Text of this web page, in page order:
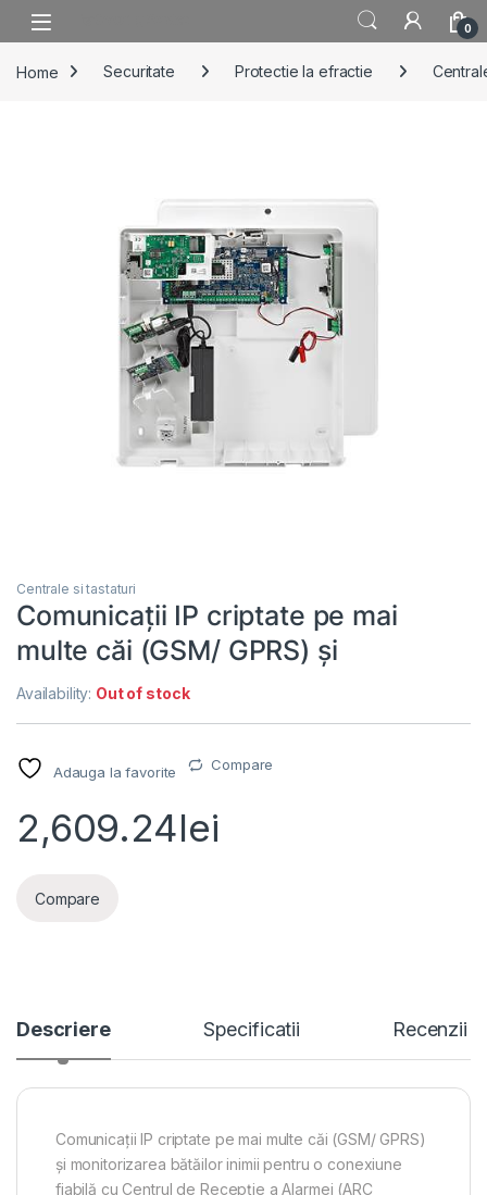
Skip to navigation
Skip to content
0
Home Securitate Protectie la efractie
Centrale si tastaturi
Comunicații IP criptate pe mai
multe căi (GSM/ GPRS) și
Availability: Out of stock
Adauga la favorite Compare
2,609.24lei
Compare
Descriere Specificatii Recenzii
Comunicații IP criptate pe mai multe căi (GSM/ GPRS)
și monitorizarea bătăilor inimii pentru o conexiune
fiabilă cu Centrul de Recepție a Alarmei (ARC